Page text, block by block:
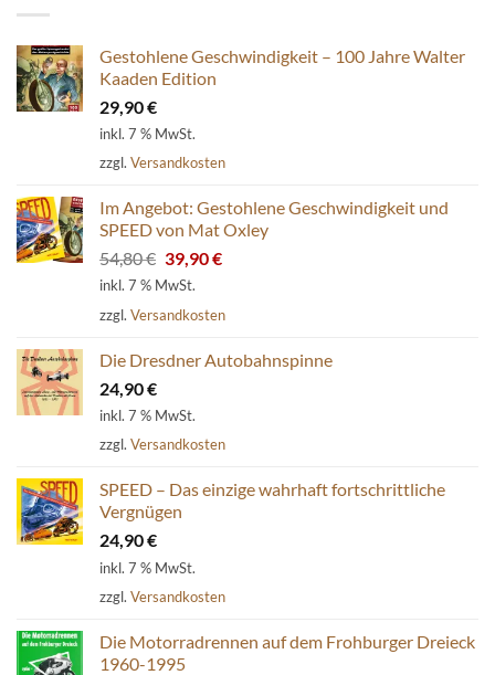
Gestohlene Geschwindigkeit – 100 Jahre Walter
Kaaden Edition
29,90€
inkl. 7 % MwSt.
zzgl. Versandkosten
Im Angebot: Gestohlene Geschwindigkeit und
SPEED von Mat Oxley
54,80€ Ursprünglicher
Preis
54,80 €
39,90€Aktueller
39,90 €.
inkl. 7 % MwSt.
zzgl. Versandkosten
Die Dresdner Autobahnspinne
24,90€
inkl. 7 % MwSt.
zzgl. Versandkosten
SPEED – Das einzige wahrhaft fortschrittliche
Vergnügen
24,90€
inkl. 7 % MwSt.
zzgl. Versandkosten
Die Motorradrennen auf dem Frohburger Dreieck
1960-1995